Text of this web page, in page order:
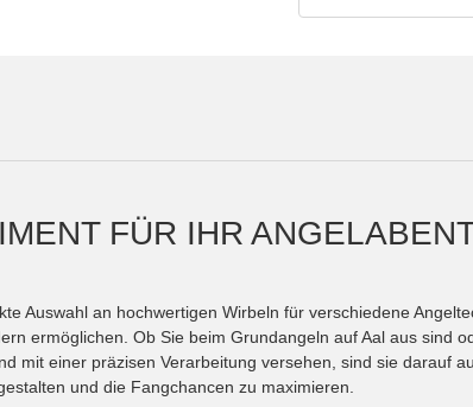
FÜR IHR
Auswahl an hochwertigen Wirbeln für verschiedene
ermöglichen. Ob Sie beim Grundangeln auf Aal aus sind
mit einer präzisen Verarbeitung versehen, sind sie darauf
und die Fangchancen zu maximieren.